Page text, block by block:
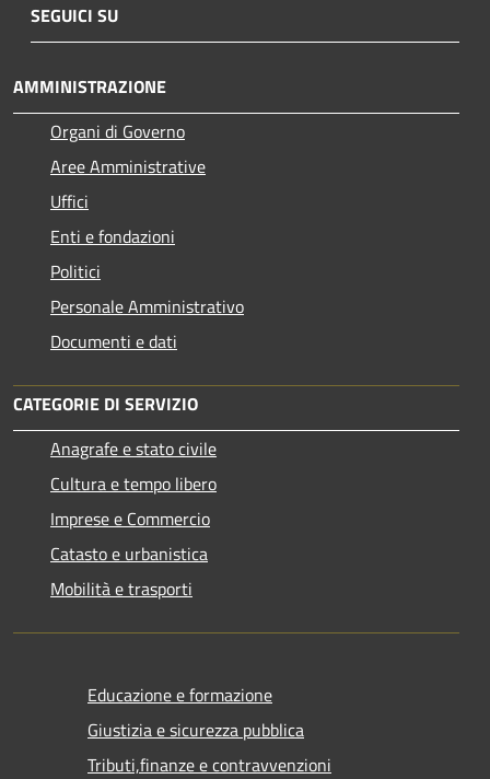
SEGUICI SU
AMMINISTRAZIONE
Organi di Governo
Aree Amministrative
Uffici
Enti e fondazioni
Politici
Personale Amministrativo
Documenti e dati
CATEGORIE DI SERVIZIO
Anagrafe e stato civile
Cultura e tempo libero
Imprese e Commercio
Catasto e urbanistica
Mobilità e trasporti
Educazione e formazione
Giustizia e sicurezza pubblica
Tributi,finanze e contravvenzioni